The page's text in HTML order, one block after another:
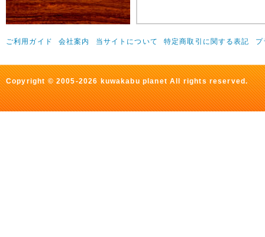
ご利用ガイド 会社案内 当サイトについて 特定商取引に関する表記 プ
Copyright © 2005-2026 kuwakabu planet All rights reserved.